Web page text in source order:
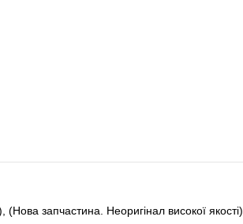
запчастина. Неоригінал високої якості)